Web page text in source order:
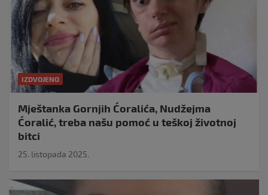
IZDVOJENO
Mještanka Gornjih Ćoralića, Nudžejma
Ćoralić, treba našu pomoć u teškoj životnoj
bitci
25. listopada 2025.